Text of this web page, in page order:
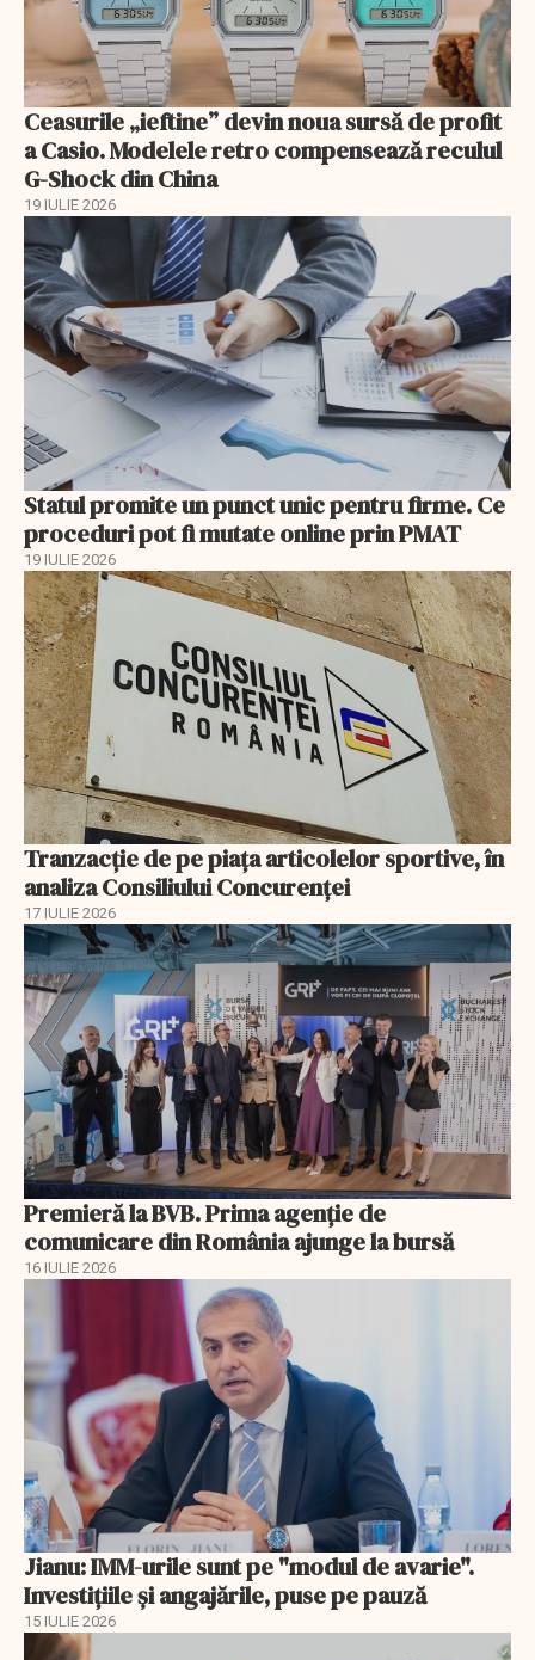
Ceasurile „ieftine” devin noua sursă de profit
a Casio. Modelele retro compensează reculul
G-Shock din China
19 IULIE 2026
Statul promite un punct unic pentru firme. Ce
proceduri pot fi mutate online prin PMAT
19 IULIE 2026
Tranzacție de pe piața articolelor sportive, în
analiza Consiliului Concurenţei
17 IULIE 2026
Premieră la BVB. Prima agenție de
comunicare din România ajunge la bursă
16 IULIE 2026
Jianu: IMM-urile sunt pe "modul de avarie".
Investițiile și angajările, puse pe pauză
15 IULIE 2026